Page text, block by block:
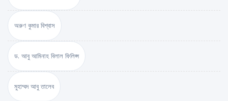
অরুণ কুমার বিশ্বাস
ড. আবু আমিনাহ বিলাল ফিলিপ্স
মুহাম্মদ আবু তালেব